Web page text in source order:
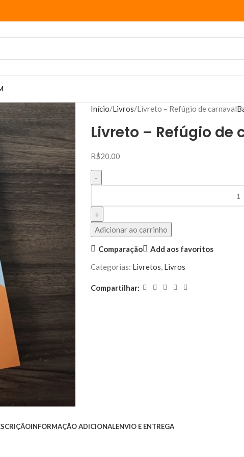
Início Livros Livreto – Refúgio de carnaval
Livreto – Refúgio de
R$20.00
Adicionar ao carrinho
Comparação
Add aos favoritos
Categorias: Livretos, Livros
Compartilhar:
INFORMAÇÃO ADICIONALENVIO E ENTREGA